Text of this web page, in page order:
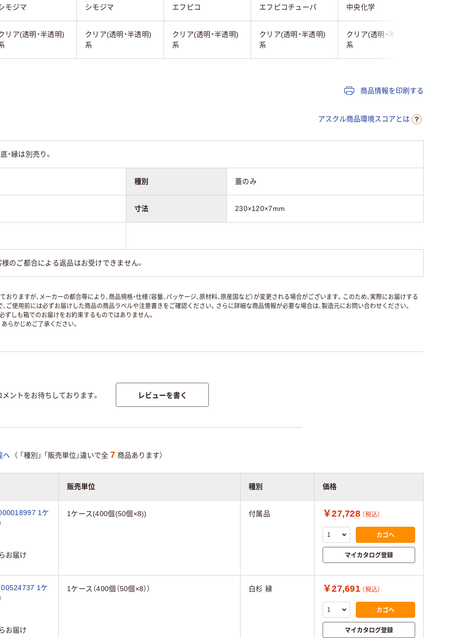
モジマ シモジマ エフピコ エフピコチューパ 中央化学
リア(透明・半透明)
クリア(透明・半透明)
系
クリア(透明・半透明)
系
クリア(透明・半透明)
系
クリア(透明・半透明)
系
商品情報を印刷する
アスクル商品環境スコアとは
縁は別売り。
種別 蓋のみ
寸法 230×120×7mm
様のご都合による返品はお受けできません。
りますが、メーカーの都合等により、商品規格・仕様（容量、パッケージ、原材料、原産国など）が変更される場合がございます。このため、実際にお届けする
ご使用前には必ずお届けした商品の商品ラベルや注意書きをご確認ください。さらに詳細な商品情報が必要な場合は、製造元にお問い合わせください。
必ずしも箱でのお届けをお約束するものではありません。
らかじめご了承ください。
ントをお待ちしております。 レビューを書く
へ （ 「種別」 「販売単位」違いで全 7 商品あります）
販売単位 種別 価格
1ケ
お届け
1ケース(400個(50個×8)) 付属品 ￥27,728 （税込）
カゴへ
マイカタログ登録
1ケ
お届け
1ケース（400個（50個×8）） 白杉 縁 ￥27,691 （税込）
カゴへ
マイカタログ登録